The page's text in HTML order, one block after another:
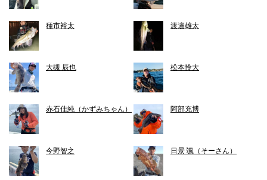
種市裕太 渡邉雄太
大槻 辰也 松本怜大
赤石佳純（かずみちゃん） 阿部充博
今野智之 日景 颯（そーさん）